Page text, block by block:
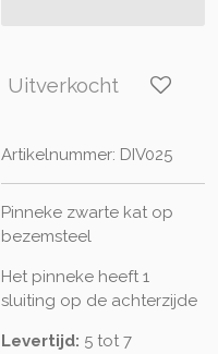
Uitverkocht
Artikelnummer: DIV025
Pinneke zwarte kat op
bezemsteel
Het pinneke heeft 1
sluiting op de achterzijde
Levertijd: 5 tot 7